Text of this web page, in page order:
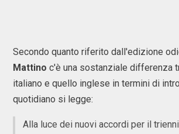
Secondo quanto riferito dall'edizione
Mattino c'è una sostanziale differenza
italiano e quello inglese in termini di
quotidiano si legge:
Alla luce dei nuovi accordi per il